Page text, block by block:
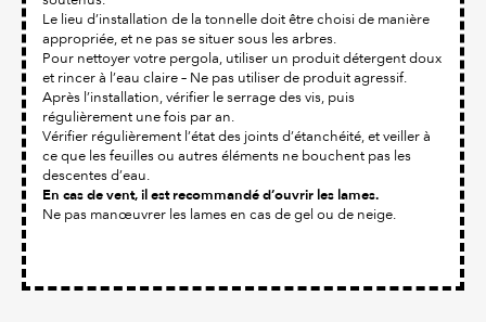
Le lieu d’installation de la tonnelle doit être choisi de manière
appropriée, et ne pas se situer sous les arbres.
Pour nettoyer votre pergola, utiliser un produit détergent doux
et rincer à l’eau claire – Ne pas utiliser de produit agressif.
Après l’installation, vérifier le serrage des vis, puis
régulièrement une fois par an.
Vérifier régulièrement l’état des joints d’étanchéité, et veiller à
ce que les feuilles ou autres éléments ne bouchent pas les
descentes d’eau.
En cas de vent, il est recommandé d’ouvrir les lames.
Ne pas manœuvrer les lames en cas de gel ou de neige.